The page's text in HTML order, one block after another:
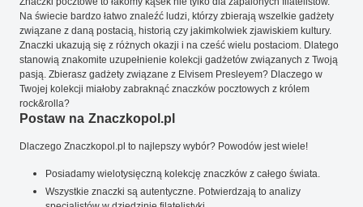
Na świecie bardzo łatwo znaleźć ludzi, którzy zbierają wszelkie gadżety
związane z daną postacią, historią czy jakimkolwiek zjawiskiem kultury.
Znaczki ukazują się z różnych okazji i na cześć wielu postaciom. Dlatego
stanowią znakomite uzupełnienie kolekcji gadżetów związanych z Twoją
pasją. Zbierasz gadżety związane z Elvisem Presleyem? Dlaczego w
Twojej kolekcji miałoby zabraknąć znaczków pocztowych z królem
rock&rolla?
Postaw na Znaczkopol.pl
Dlaczego Znaczkopol.pl to najlepszy wybór? Powodów jest wiele!
Posiadamy wielotysięczną kolekcję znaczków z całego świata.
Wszystkie znaczki są autentyczne. Potwierdzają to analizy